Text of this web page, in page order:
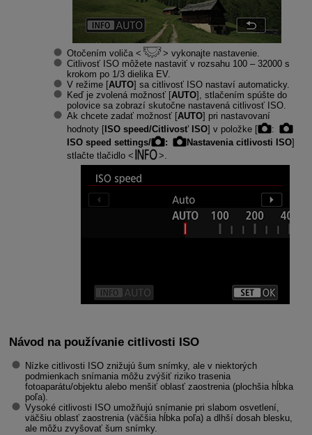
Otočením voliča
vykonajte nastavenie.
Citlivosť ISO môžete nastaviť v rozsahu 100 – 32000 s
krokom po 1/3 dielika EV.
V režime [AUTO] sa citlivosť ISO nastaví automaticky.
Keď je zvolená možnosť [AUTO], stlačením spúšte do
polovice sa zobrazí skutočne nastavená citlivosť ISO.
Ak chcete zadať možnosť [AUTO] pri nastavovaní
hodnoty [ISO speed/Citlivosť ISO] v položke [
:
ISO speed settings/
: Nastavenia citlivosti ISO]
stlačte tlačidlo
Návod na používanie citlivosti ISO
Nízke citlivosti ISO znižujú šum snímky, ale v niektorých
podmienkach snímania môžu zvýšiť riziko trasenia
fotoaparátu/objektu alebo menšiť oblasť zaostrenia (plochšia hĺbka
poľa).
Vysoké citlivosti ISO umožňujú snímanie pri slabom osvetlení,
väčšiu oblasť zaostrenia (väčšia hĺbka poľa) a dlhší dosah blesku,
ale môžu zvyšovať šum snímky.